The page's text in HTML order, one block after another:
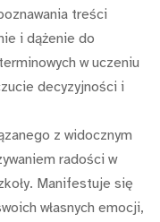
treści
i dążenie do
w uczeniu
decyzyjności i
z widocznym
radości w
Manifestuje się
własnych emocji,